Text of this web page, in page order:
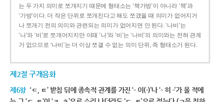
는 두 가지 의미로 쪼개지기 때문에 형태소는 ‘책가방’이 아니라 ‘책’과
‘가방’이다. 더 작은 단위로 쪼개진다고 해도 쪼갰을 때 의미가 없어지거
나 쪼개기 전의 의미와 관련되는 의미가 없어지면 안 된다. ‘나비’는
‘나’와 ‘비’로 쪼개어지지만 이때 ‘나’와 ‘비’는 ‘나비’의 의미와는 전혀 관계
가 없으므로 ‘나비’는 더 이상 쪼갤 수 없는 의미 단위, 즉 형태소가 된다.
제2절 구개음화
제6항 ‘ㄷ, ㅌ’ 받침 뒤에 종속적 관계를 가진 ‘- 이(-)’나 ‘- 히 -’가 올 적에